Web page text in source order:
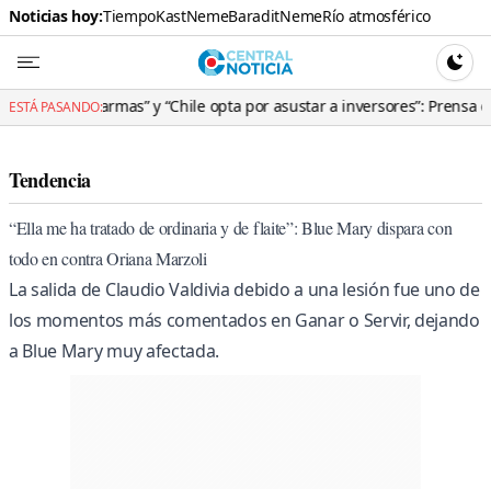
Noticias hoy:TiempoKastNemeBaraditNemeRío atmosférico
Central
ESTÁ PASANDO:
y “Chile opta por asustar a inversores”: Prensa española le
Tendencia
“Ella me ha tratado de ordinaria y de flaite”: Blue Mary dispara con
todo en contra Oriana Marzoli
La salida de Claudio Valdivia debido a una lesión fue uno de
los momentos más comentados en Ganar o Servir, dejando
a Blue Mary muy afectada.